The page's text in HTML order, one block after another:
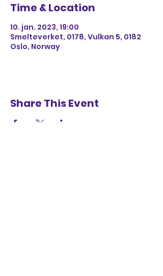
Time & Location
10. jan. 2023, 19:00
Smelteverket, 0178, Vulkan 5, 0182
Oslo, Norway
Share This Event